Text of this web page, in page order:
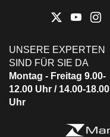
UNSERE EXPERTEN
SIND FÜR SIE DA
Montag - Freitag 9.00-
12.00 Uhr / 14.00-18.00
Uhr